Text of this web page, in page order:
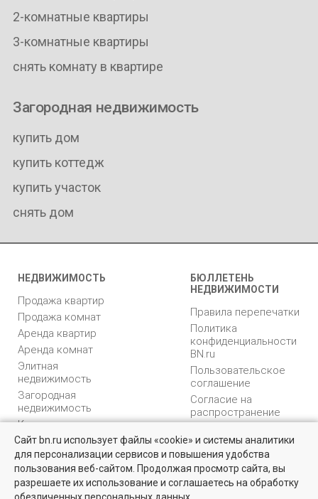
2-комнатные квартиры
3-комнатные квартиры
снять комнату в квартире
Загородная недвижимость
купить дом
купить коттедж
купить участок
снять дом
НЕДВИЖИМОСТЬ
Продажа квартир
Продажа комнат
Аренда квартир
Аренда комнат
Элитная
недвижимость
Загородная
недвижимость
Коммерческая
недвижимость
БЮЛЛЕТЕНЬ
НЕДВИЖИМОСТИ
Правила перепечатки
Политика
конфиденциальности
BN.ru
Пользовательское
соглашение
Согласие на
распространение
персональных данных
Карта сайта
Медийная реклама
PR продвижение
Сайт bn.ru использует файлы «cookie» и системы аналитики
для персонализации сервисов и повышения удобства
пользования веб-сайтом. Продолжая просмотр сайта, вы
разрешаете их использование и соглашаетесь на обработку